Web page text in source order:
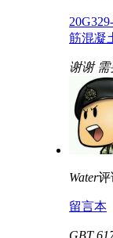
筋混凝
谢谢 需
Water评
留言本
GBT